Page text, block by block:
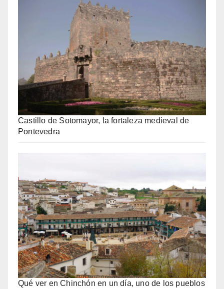
Castillo de Sotomayor, la fortaleza medieval de
Pontevedra
Qué ver en Chinchón en un día, uno de los pueblos